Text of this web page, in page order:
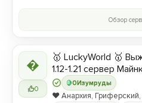
Обзор

0
0Изумруды
🥇 LuckyWorld 🥇
1.12-1.21 сервер
❤️ Анархия,